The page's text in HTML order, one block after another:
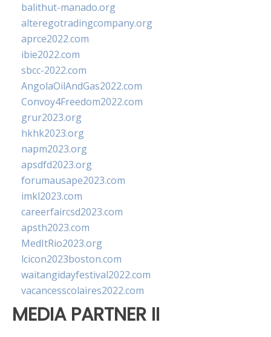
balithut-manado.org
alteregotradingcompany.org
aprce2022.com
ibie2022.com
sbcc-2022.com
AngolaOilAndGas2022.com
Convoy4Freedom2022.com
grur2023.org
hkhk2023.org
napm2023.org
apsdfd2023.org
forumausape2023.com
imkl2023.com
careerfaircsd2023.com
apsth2023.com
MedItRio2023.org
lcicon2023boston.com
waitangidayfestival2022.com
vacancesscolaires2022.com
MEDIA PARTNER II